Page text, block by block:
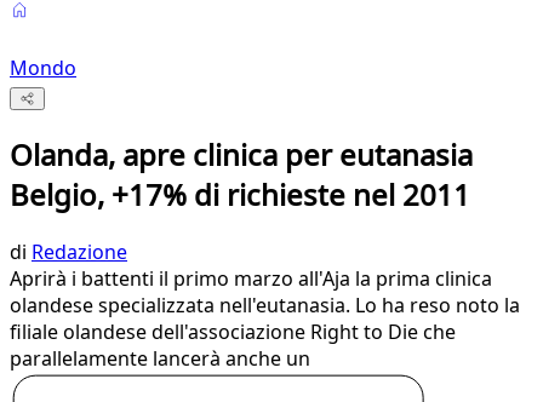
Mondo
Olanda, apre clinica per eutanasia
Belgio, +17% di richieste nel 2011
di Redazione
Aprirà i battenti il primo marzo all'Aja la prima clinica
olandese specializzata nell'eutanasia. Lo ha reso noto la
filiale olandese dell'associazione Right to Die che
parallelamente lancerà anche un